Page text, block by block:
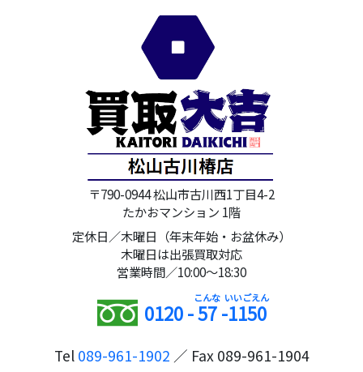
〒790-0944 松山市古川西1丁目4-2
たかおマンション 1階
定休日／木曜日（年末年始・お盆休み）
木曜日は出張買取対応
営業時間／10:00～18:30
0120 -57-1150
Tel 089-961-1902 ／ Fax 089-961-1904